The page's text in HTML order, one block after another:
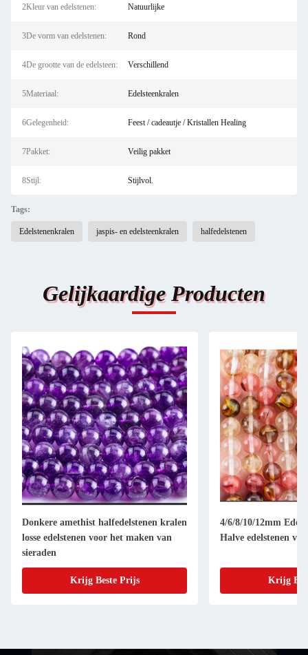
2Kleur van edelstenen: Natuurlijke
3De vorm van edelstenen: Rond
4De grootte van de edelsteen: Verschillend
5Materiaal: Edelsteenkralen
6Gelegenheid: Feest / cadeautje / Kristallen Healing
7Pakket: Veilig pakket
8Stijl: Stijlvol.
Tags:
Edelstenenkralen jaspis- en edelsteenkralen halfedelstenen
Gelijkaardige Producten
Donkere amethist halfedelstenen kralen
losse edelstenen voor het maken van
sieraden
Krijg Beste Prijs
4/6/8/10/12mm
Halve edelstenen
Krijg